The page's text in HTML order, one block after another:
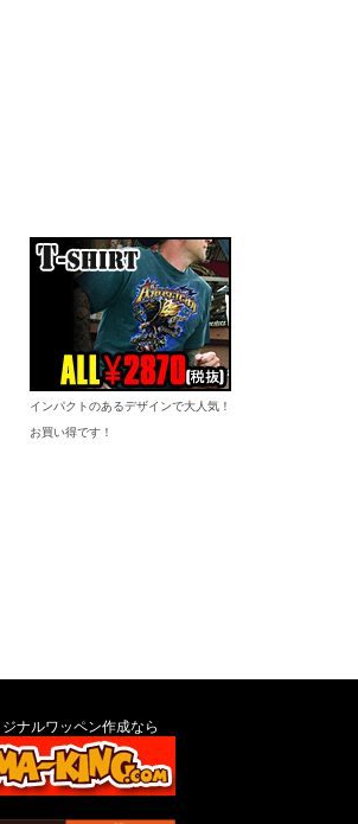
インパクトのあるデザインで大人気！
お買い得です！
ジナルワッペン作成なら